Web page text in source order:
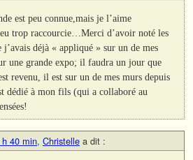
est peu connue,mais je l’aime
trop raccourcie…Merci d’avoir noté les
j’avais déjà « appliqué » sur un de mes
une grande expo; il faudra un jour que
revenu, il est sur un de mes murs depuis
dédié à mon fils (qui a collaboré au
40 min, Christelle a dit :